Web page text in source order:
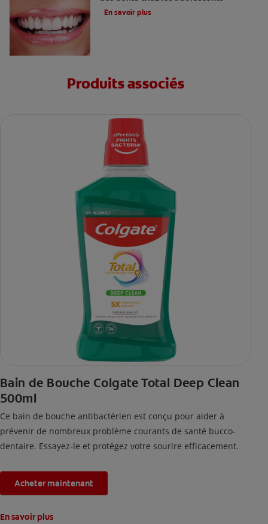
En savoir plus
Produits associés
Bain de Bouche Colgate Total Deep Clean
500ml
Ce bain de bouche antibactérien est conçu pour aider à
prévenir de nombreux problème courants de santé bucco-
dentaire. Essayez-le et protégez votre sourire efficacement.
Acheter maintenant
En savoir plus